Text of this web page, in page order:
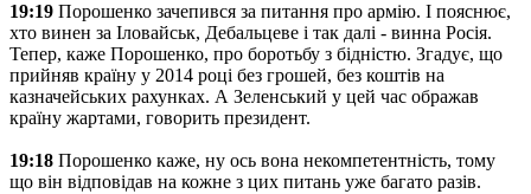
19:19 Порошенко зачепився за питання про армію. І пояснює,
хто винен за Іловайськ, Дебальцеве і так далі - винна Росія.
Тепер, каже Порошенко, про боротьбу з бідністю. Згадує, що
прийняв країну у 2014 році без грошей, без коштів на
казначейських рахунках. А Зеленський у цей час ображав
країну жартами, говорить президент.
19:18 Порошенко каже, ну ось вона некомпетентність, тому
що він відповідав на кожне з цих питань уже багато разів.